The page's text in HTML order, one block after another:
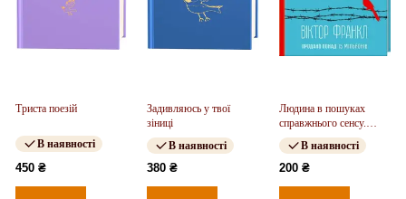
Триста поезій
В наявності
450 ₴
Задивляюсь у твої
зіниці
В наявності
380 ₴
Людина в пошуках
справжнього сенсу.
Психолог у концтаборі
В наявності
200 ₴